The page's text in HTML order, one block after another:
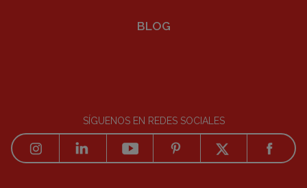
BLOG
SÍGUENOS EN REDES SOCIALES